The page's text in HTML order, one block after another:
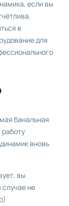
если вы
в
для
банальная
вновь
вы
не